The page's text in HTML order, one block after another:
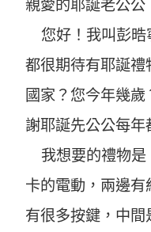
親愛的耶誕老公公
您好！我叫彭晧
都很期待有耶誕禮
國家？您今年幾
謝耶誕先公公每年
我想要的禮物是
卡的電動，兩邊
有很多按鍵，中